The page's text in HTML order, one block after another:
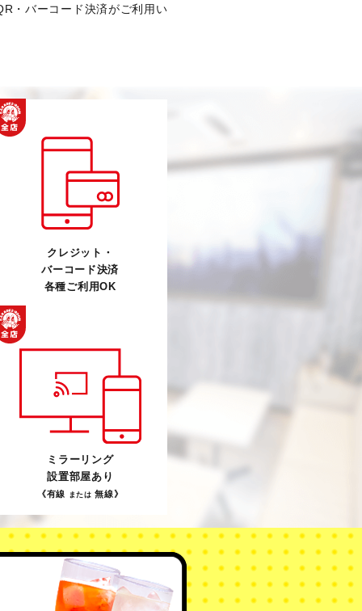
・バーコード決済がご利用い
クレジット・
バーコード決済
各種ご利用OK
ミラーリング
設置部屋あり
《有線 または 無線》